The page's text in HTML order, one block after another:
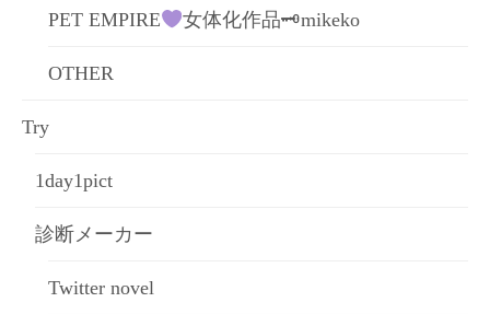
PET EMPIRE 女体化作品🗝mikeko
OTHER
Try
1day1pict
診断メーカー
Twitter novel